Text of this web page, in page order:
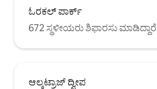
ಓರಕಲ್ ಪಾರ್ಕ್
672 ಸ್ಥಳೀಯರು ಶಿಫಾರಸು ಮಾಡಿದ್ದಾರೆ
ಆಲ್ಕಟ್ರಾಜ್ ದ್ವೀಪ